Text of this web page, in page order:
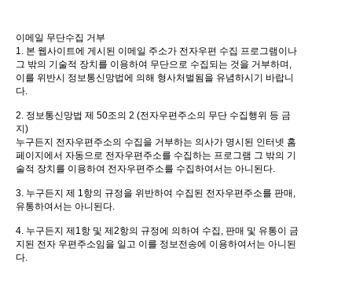
이메일 무단수집 거부
1. 본 웹사이트에 게시된 이메일 주소가 전자우편 수집 프로그램이나
그 밖의 기술적 장치를 이용하여 무단으로 수집되는 것을 거부하며,
이를 위반시 정보통신망법에 의해 형사처벌됨을 유념하시기 바랍니
다.
2. 정보통신망법 제 50조의 2 (전자우편주소의 무단 수집행위 등 금
지)
누구든지 전자우편주소의 수집을 거부하는 의사가 명시된 인터넷 홈
페이지에서 자동으로 전자우편주소를 수집하는 프로그램 그 밖의 기
술적 장치를 이용하여 전자우편주소를 수집하여서는 아니된다.
3. 누구든지 제 1항의 규정을 위반하여 수집된 전자우편주소를 판매,
유통하여서는 아니된다.
4. 누구든지 제1항 및 제2항의 규정에 의하여 수집, 판매 및 유통이 금
지된 전자 우편주소임을 일고 이를 정보전송에 이용하여서는 아니된
다.